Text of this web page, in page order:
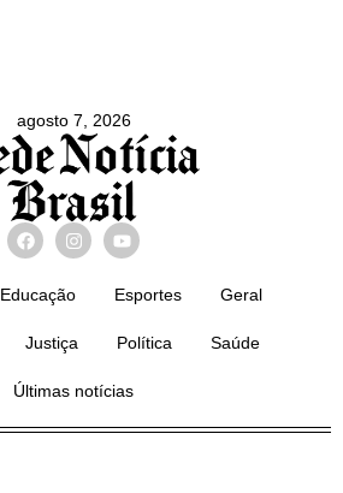
agosto 7, 2026
Educação Esportes Geral
Justiça Política Saúde
Últimas notícias